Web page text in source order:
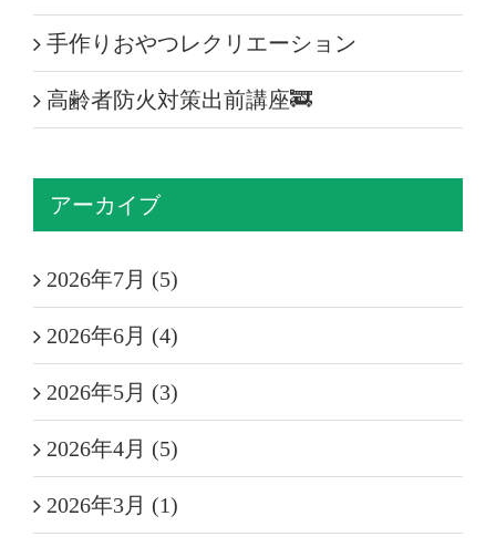
手作りおやつレクリエーション
高齢者防火対策出前講座🚒
アーカイブ
2026年7月 (5)
2026年6月 (4)
2026年5月 (3)
2026年4月 (5)
2026年3月 (1)